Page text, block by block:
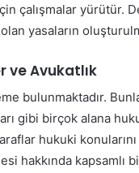
çalışmalar yürütür.
yasaların
ve Avukatlık
bulunmaktadır.
gibi birçok alana
hukuki
hakkında